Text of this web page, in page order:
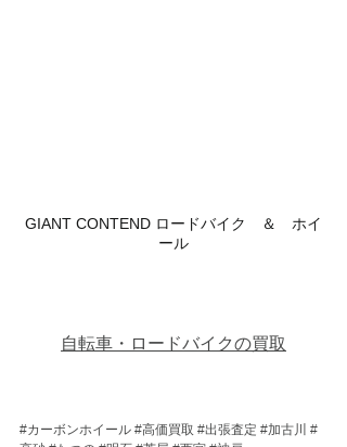
GIANT CONTEND ロードバイク　＆　ホイ
ール
自転車・ロードバイクの買取
#カーボンホイール #高価買取 #出張査定 #加古川 #